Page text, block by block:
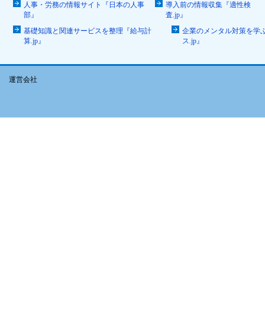
人事・労務の情報サイト『日本の人事
部』
導入前の情報収集『適性検
査.jp』
基礎知識と関連サービスを整理『給与計
算.jp』
企業のメンタル対策を学
ス.jp』
運営会社